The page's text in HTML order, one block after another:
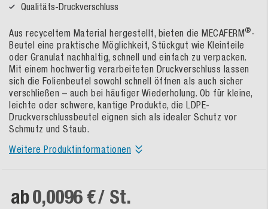
Qualitäts-Druckverschluss
Aus recyceltem Material hergestellt, bieten die MECAFERM®-
Beutel eine praktische Möglichkeit, Stückgut wie Kleinteile
oder Granulat nachhaltig, schnell und einfach zu verpacken.
Mit einem hochwertig verarbeiteten Druckverschluss lassen
sich die Folienbeutel sowohl schnell öffnen als auch sicher
verschließen – auch bei häufiger Wiederholung. Ob für kleine,
leichte oder schwere, kantige Produkte, die LDPE-
Druckverschlussbeutel eignen sich als idealer Schutz vor
Schmutz und Staub.
Weitere Produktinformationen
ab0,0096 €/ St.